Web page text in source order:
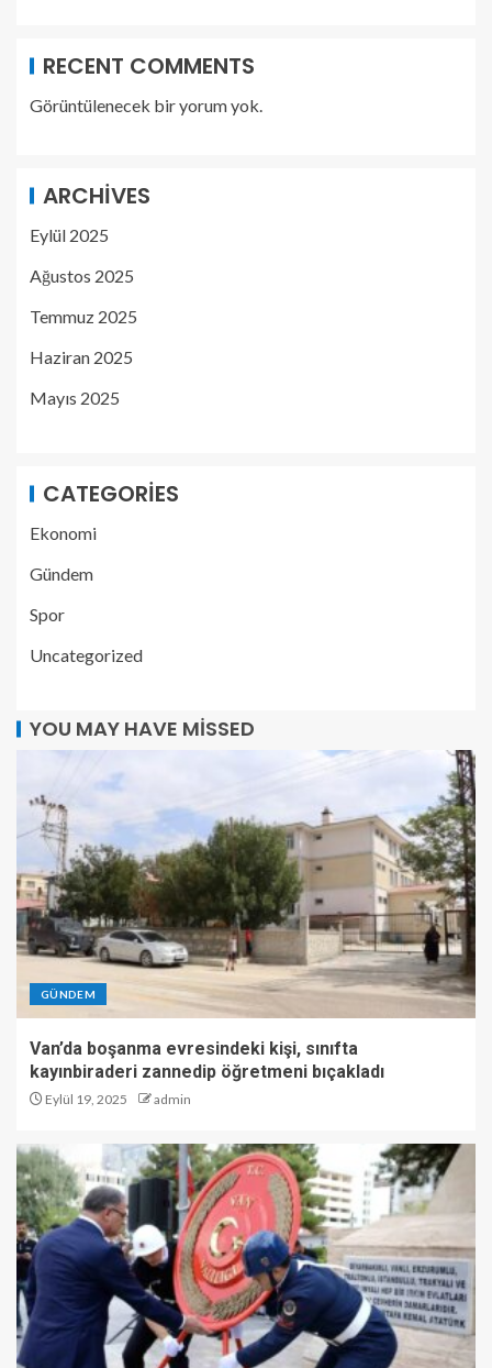
RECENT COMMENTS
Görüntülenecek bir yorum yok.
ARCHIVES
Eylül 2025
Ağustos 2025
Temmuz 2025
Haziran 2025
Mayıs 2025
CATEGORIES
Ekonomi
Gündem
Spor
Uncategorized
YOU MAY HAVE MISSED
GÜNDEM
Van’da boşanma evresindeki kişi, sınıfta
kayınbiraderi zannedip öğretmeni bıçakladı
Eylül 19, 2025 admin